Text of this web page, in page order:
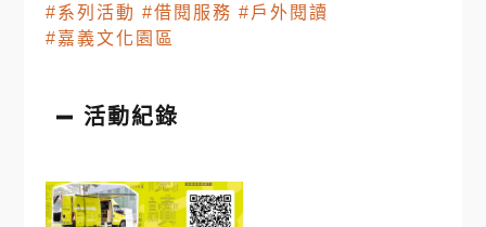
#系列活動 #借閱服務 #戶外閱讀
#嘉義文化園區
活動紀錄